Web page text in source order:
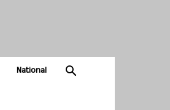
National